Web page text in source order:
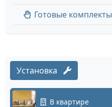
Готовые комплекты
Установка
В квартире